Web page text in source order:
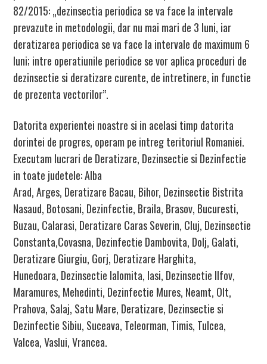
82/2015: „dezinsectia periodica se va face la intervale
prevazute in metodologii, dar nu mai mari de 3 luni, iar
deratizarea periodica se va face la intervale de maximum 6
luni; intre operatiunile periodice se vor aplica proceduri de
dezinsectie si deratizare curente, de intretinere, in functie
de prezenta vectorilor”.
Datorita experientei noastre si in acelasi timp datorita
dorintei de progres, operam pe intreg teritoriul Romaniei.
Executam lucrari de Deratizare, Dezinsectie si Dezinfectie
in toate judetele: Alba
Arad, Arges, Deratizare Bacau, Bihor, Dezinsectie Bistrita
Nasaud, Botosani, Dezinfectie, Braila, Brasov, Bucuresti,
Buzau, Calarasi, Deratizare Caras Severin, Cluj, Dezinsectie
Constanta,Covasna, Dezinfectie Dambovita, Dolj, Galati,
Deratizare Giurgiu, Gorj, Deratizare Harghita,
Hunedoara, Dezinsectie Ialomita, Iasi, Dezinsectie Ilfov,
Maramures, Mehedinti, Dezinfectie Mures, Neamt, Olt,
Prahova, Salaj, Satu Mare, Deratizare, Dezinsectie si
Dezinfectie Sibiu, Suceava, Teleorman, Timis, Tulcea,
Valcea, Vaslui, Vrancea.